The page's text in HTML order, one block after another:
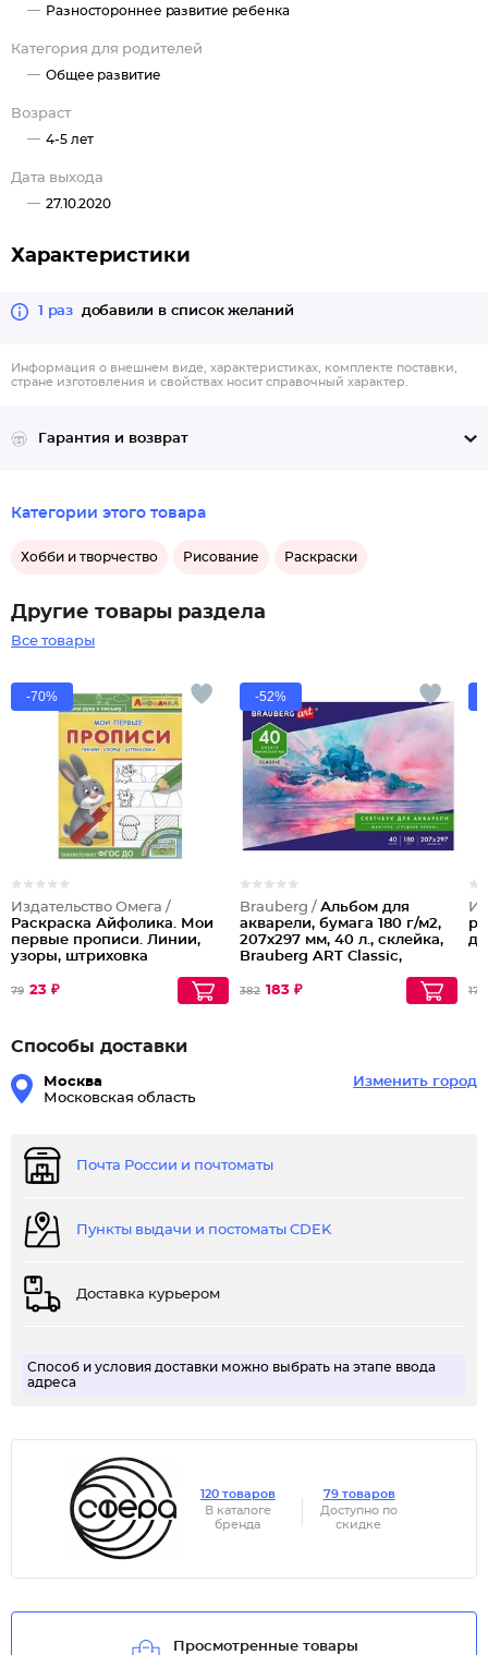
Разностороннее развитие ребенка
Категория для родителей
Общее развитие
Возраст
4-5 лет
Дата выхода
27.10.2020
Характеристики
1 раз добавили в список желаний
Информация о внешнем виде, характеристиках, комплекте поставки,
стране изготовления и свойствах носит справочный характер.
Гарантия и возврат
Категории этого товара
Хобби и творчество Рисование Раскраски
Другие товары раздела
Все товары
-70%
Издательство Омега /
Раскраска Айфолика. Мои
первые прописи. Линии,
узоры, штриховка
79 23 ₽
-52%
Brauberg / Альбом для
акварели, бумага 180 г/м2,
207х297 мм, 40 л., склейка,
Brauberg ART Classic,
Партия по 4шт
382 183 ₽ 174
Способы доставки
Москва
Московская область
Изменить город
Почта России и почтоматы
Пункты выдачи и постоматы CDEK
Доставка курьером
Способ и условия доставки можно выбрать на этапе ввода
адреса
120 товаров
В каталоге
бренда
79 товаров
Доступно по
скидке
Просмотренные товары